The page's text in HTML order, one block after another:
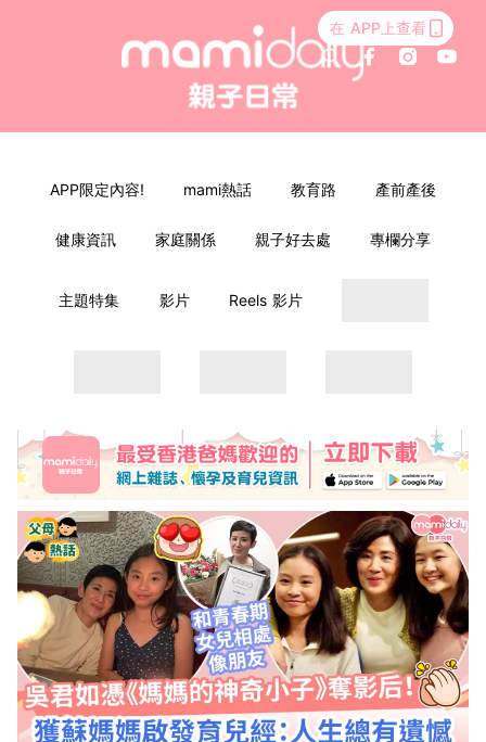
在 APP上查看
APP限定內容! mami熱話 教育路 產前產後
健康資訊 家庭關係 親子好去處 專欄分享
主題特集 影片 Reels 影片